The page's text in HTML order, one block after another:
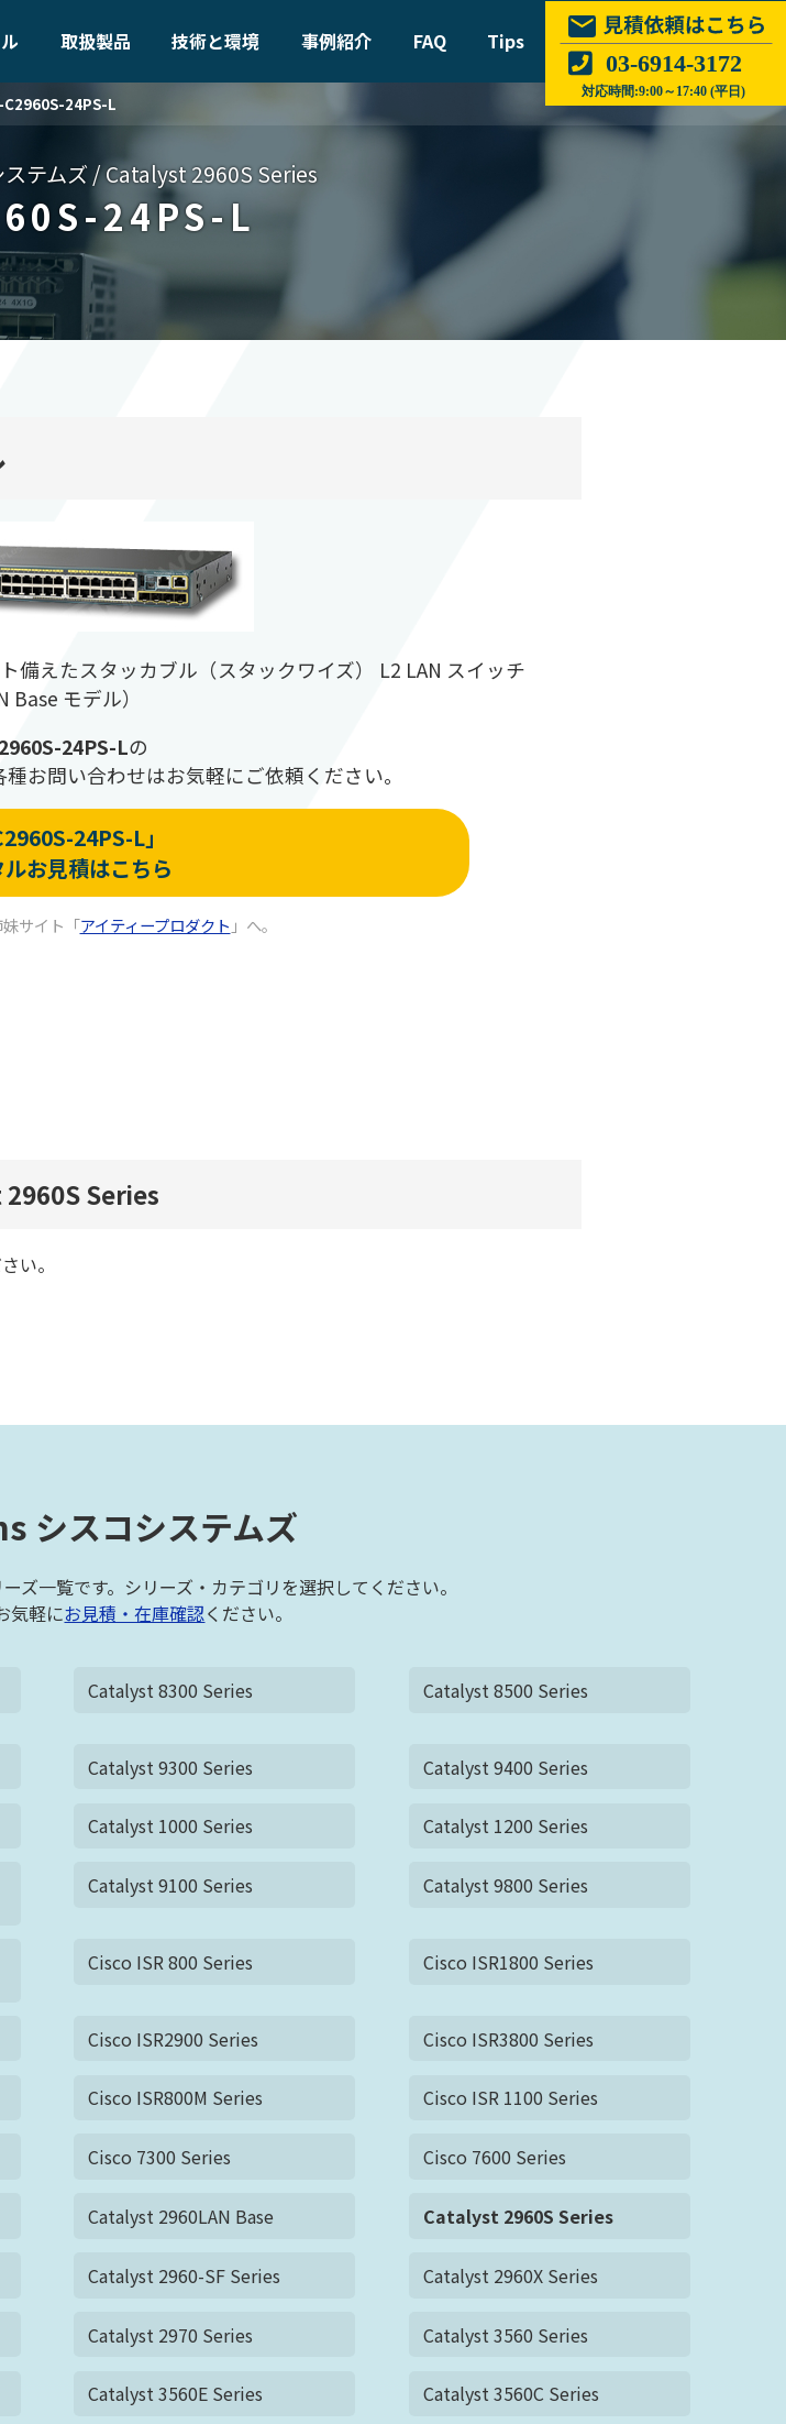
取扱製品 技術と環境 事例紹介 FAQ Tips
C2960S-24PS-L
テムズ/Catalyst 2960S Series
24PS-L
備えたスタッカブル（スタックワイズ） L2 LAN スイッチ
Base モデル）
24PS-Lの
お問い合わせはお気軽にご依頼ください。
24PS-L」
お見積はこちら
サイト「アイティープロダクト 」へ。
Series
い。
シスコシステムズ
ズ一覧です。シリーズ・カテゴリを選択してください。
気軽にお見積・在庫確認ください。
Catalyst 8300 Series Catalyst 8500 Series
Catalyst 9300 Series Catalyst 9400 Series
Catalyst 1000 Series Catalyst 1200 Series
Catalyst 9100 Series Catalyst 9800 Series
Cisco ISR 800 Series Cisco ISR1800 Series
Cisco ISR2900 Series Cisco ISR3800 Series
Cisco ISR800M Series Cisco ISR 1100 Series
Cisco 7300 Series Cisco 7600 Series
Catalyst 2960LAN Base Catalyst 2960S Series
Catalyst 2960-SF Series Catalyst 2960X Series
Catalyst 2970 Series Catalyst 3560 Series
Catalyst 3560E Series Catalyst 3560C Series